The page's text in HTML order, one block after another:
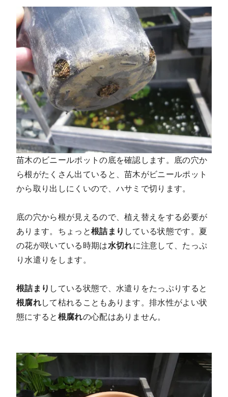
苗木のビニールポットの底を確認します。底の穴か
ら根がたくさん出ていると、苗木がビニールポット
から取り出しにくいので、ハサミで切ります。
底の穴から根が見えるので、植え替えをする必要が
あります。ちょっと根詰まり している状態です。夏
の花が咲いている時期は水切れに注意して、たっぷ
り水遣りをします。
根詰まり している状態で、水遣りをたっぷりすると
根腐れして枯れることもあります。排水性がよい状
態にすると 根腐れの心配はありません。